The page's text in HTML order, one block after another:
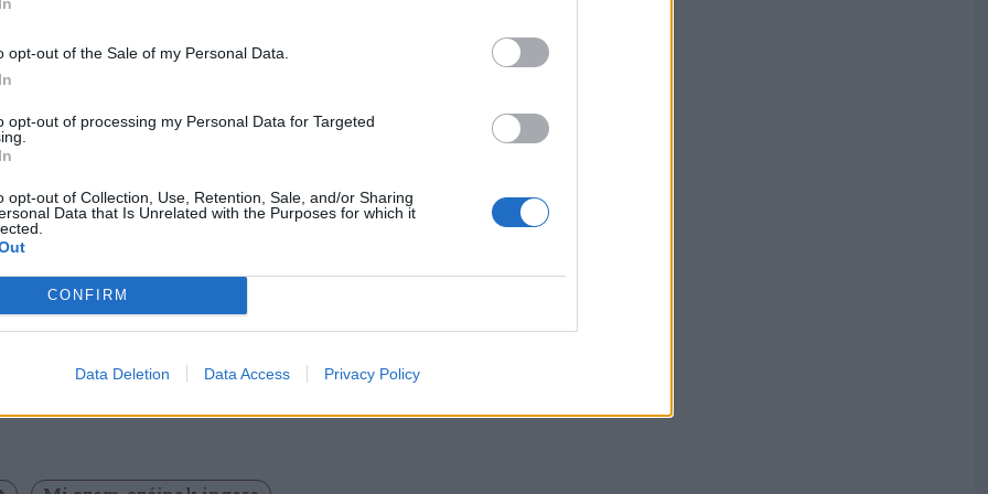
opt-out of the Sale of my Personal Data.
opt-out of processing my Personal Data for Targeted
opt-out of Collection, Use, Retention, Sale, and/or Sharing
Data that Is Unrelated with the Purposes for which it
CONFIRM
Data Deletion Data Access Privacy Policy
megfestett képtérben a kötény vakító
fényben előtűnő hófoltjaival érzékletesen
Mindenkinek megvan a szerepe,
falusi házaival, az ismerős
disznóvágáshoz használt eszközök realista
egy ünnepi esemény élettel teli festői
bíró rögzítése régmúlt idők